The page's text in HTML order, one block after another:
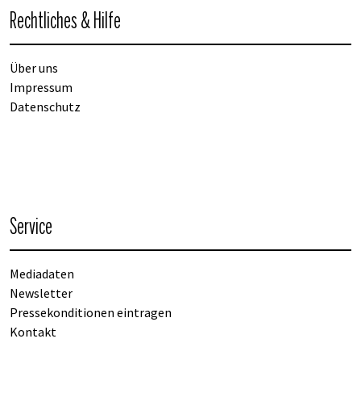
Rechtliches & Hilfe
Über uns
Impressum
Datenschutz
Service
Mediadaten
Newsletter
Pressekonditionen eintragen
Kontakt